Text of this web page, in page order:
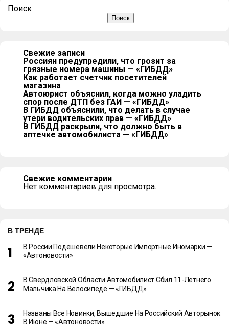
Поиск
Поиск
Свежие записи
Россиян предупредили, что грозит за
грязные номера машины — «ГИБДД»
Как работает счетчик посетителей
магазина
Автоюрист объяснил, когда можно уладить
спор после ДТП без ГАИ — «ГИБДД»
В ГИБДД объяснили, что делать в случае
утери водительских прав — «ГИБДД»
В ГИБДД раскрыли, что должно быть в
аптечке автомобилиста — «ГИБДД»
Свежие комментарии
Нет комментариев для просмотра.
В ТРЕНДЕ
В России Подешевели Некоторые Импортные Иномарки —
«Автоновости»
В Свердловской Области Автомобилист Сбил 11-Летнего
Мальчика На Велосипеде — «ГИБДД»
Названы Все Новинки, Вышедшие На Российский Авторынок
В Июне — «Автоновости»